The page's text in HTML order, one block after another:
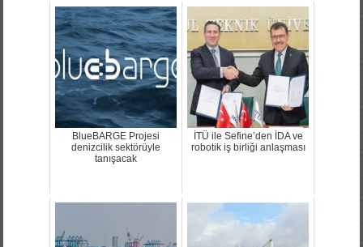
BlueBARGE Projesi
denizcilik sektörüyle
tanışacak
İTÜ ile Sefine’den İDA ve
robotik iş birliği anlaşması